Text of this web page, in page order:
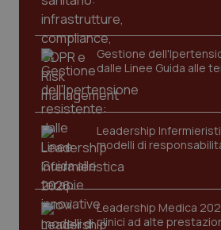
Gestione
dalle Linee Guida alle
Leadership
modelli di
Leadership Medica
clinici ad alte
protette del sito. Il sito web non è in
funzionare correttamente senza
Nome
VISITOR_PRIVACY_METADATA